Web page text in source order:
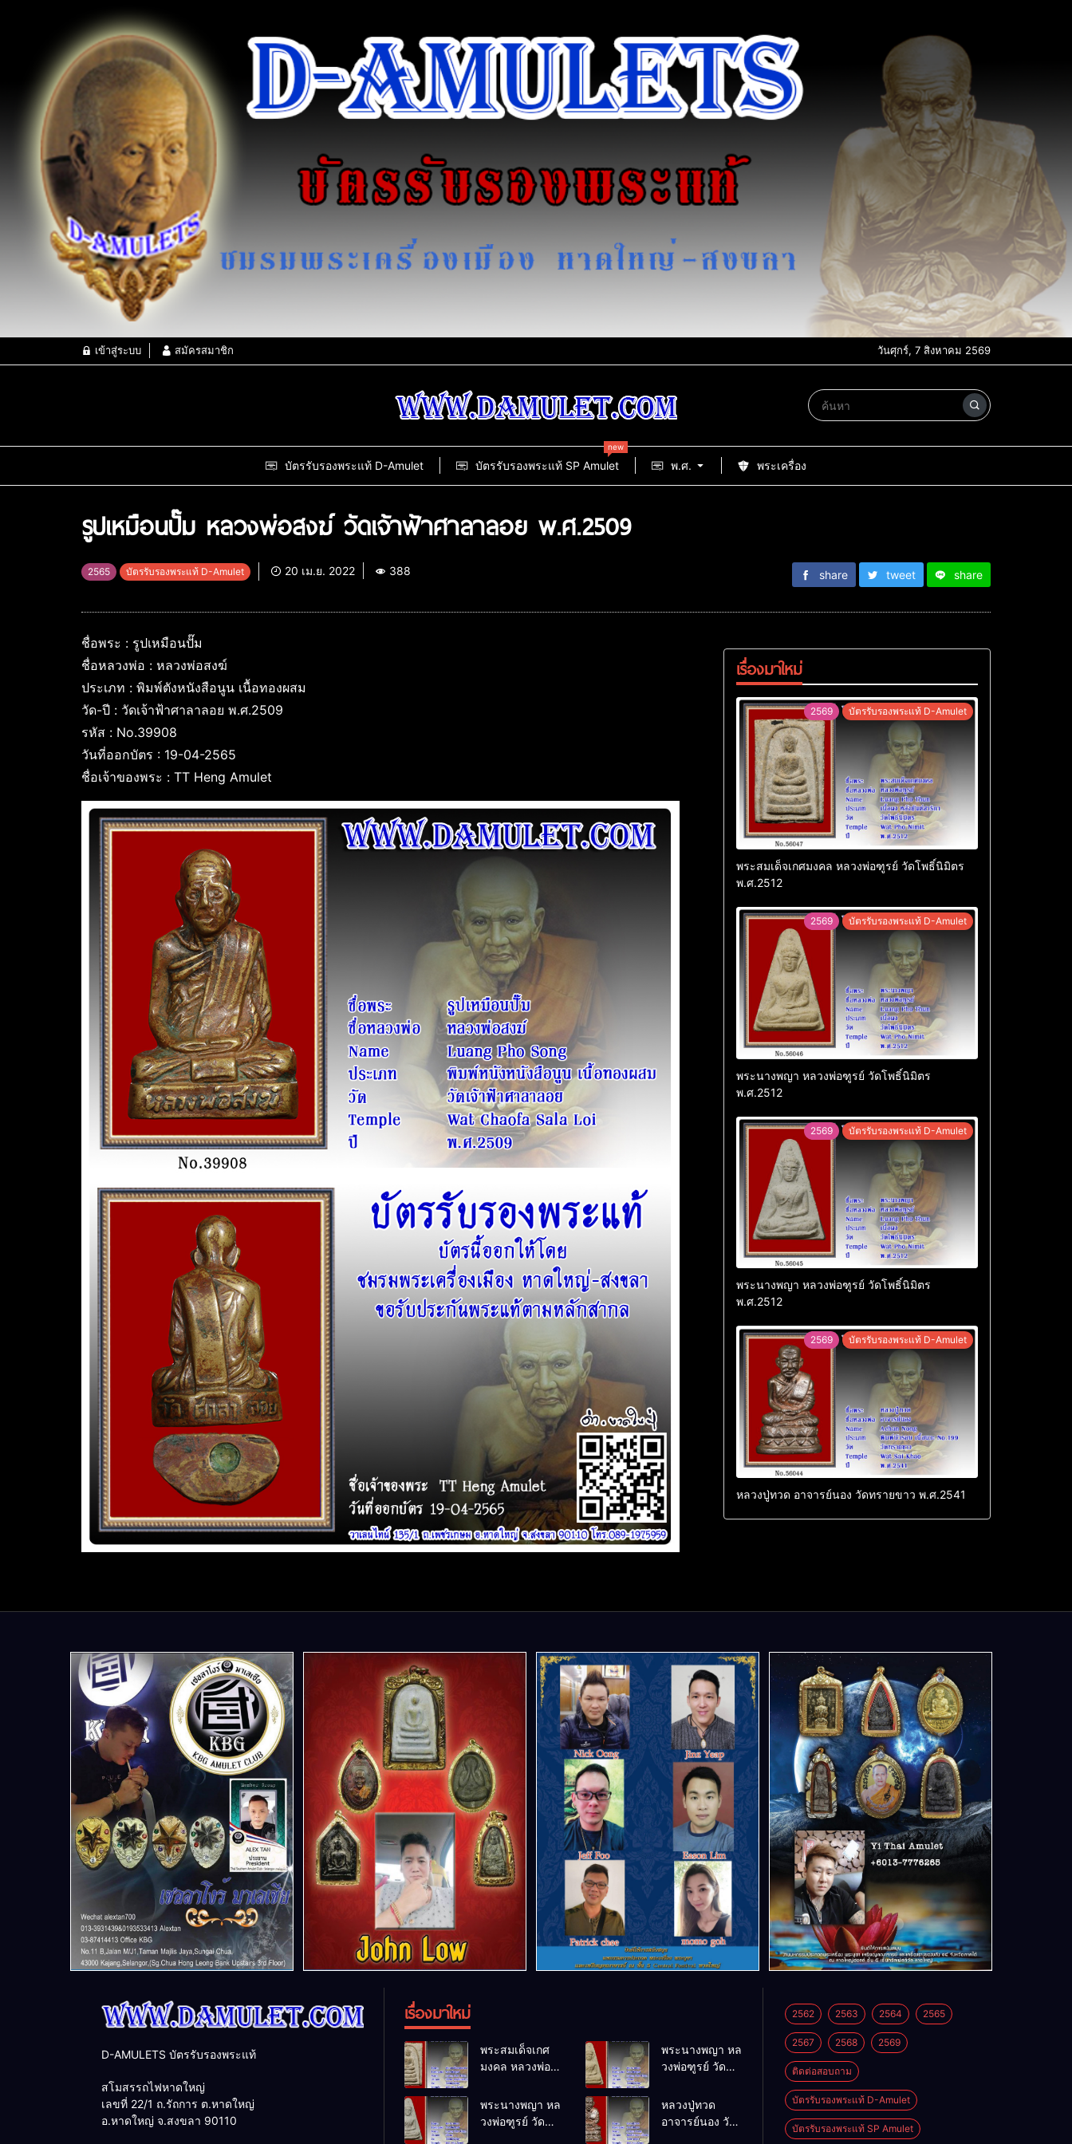
เข้าสู่ระบบ สมัครสมาชิก วันศุกร์, 7 สิงหาคม 2569
บัตรรับรองพระแท้ D-Amulet บัตรรับรองพระแท้ SP Amulet
new
พ.ศ. พระเครื่อง
รูปเหมือนปั๊ม หลวงพ่อสงฆ์ วัดเจ้าฟ้าศาลาลอย พ.ศ.2509
2565 บัตรรับรองพระแท้ D-Amulet 20 เม.ย. 2022 388 share tweet share
ชื่อพระ : รูปเหมือนปั๊ม
ชื่อหลวงพ่อ : หลวงพ่อสงฆ์
ประเภท : พิมพ์ตังหนังสือนูน เนื้อทองผสม
วัด-ปี : วัดเจ้าฟ้าศาลาลอย พ.ศ.2509
รหัส : No.39908
วันที่ออกบัตร : 19-04-2565
ชื่อเจ้าของพระ : TT Heng Amulet
เรื่องมาใหม่
2569 บัตรรับรองพระแท้ D-Amulet
พระสมเด็จเกศมงคล หลวงพ่อฑูรย์ วัดโพธิ์นิมิตร
พ.ศ.2512
2569 บัตรรับรองพระแท้ D-Amulet
พระนางพญา หลวงพ่อฑูรย์ วัดโพธิ์นิมิตร
พ.ศ.2512
2569 บัตรรับรองพระแท้ D-Amulet
พระนางพญา หลวงพ่อฑูรย์ วัดโพธิ์นิมิตร
พ.ศ.2512
2569 บัตรรับรองพระแท้ D-Amulet
หลวงปู่ทวด อาจารย์นอง วัดทรายขาว พ.ศ.2541
D-AMULETS บัตรรับรองพระแท้
สโมสรรถไฟหาดใหญ่
เลขที่ 22/1 ถ.รัถการ ต.หาดใหญ่
อ.หาดใหญ่ จ.สงขลา 90110
เรื่องมาใหม่
พระสมเด็จเกศ
มงคล หลวงพ่อ
โพธิ์นิมิตร
พ.ศ.2512
พระนางพญา หล
วงพ่อฑูรย์ วัด
พ.ศ.2512
พระนางพญา หล
วงพ่อฑูรย์ วัด
หลวงปู่ทวด
อาจารย์นอง วัด
2562 2563 2564 2565
2567 2568 2569
ติดต่อสอบถาม
บัตรรับรองพระแท้ D-Amulet
บัตรรับรองพระแท้ SP Amulet